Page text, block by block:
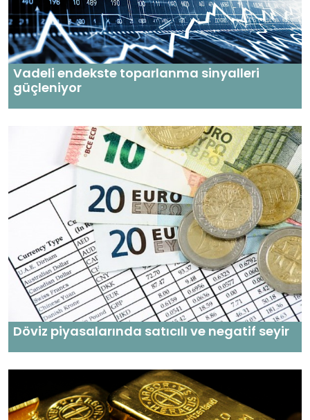
Vadeli endekste toparlanma sinyalleri
güçleniyor
Döviz piyasalarında satıcılı ve negatif seyir